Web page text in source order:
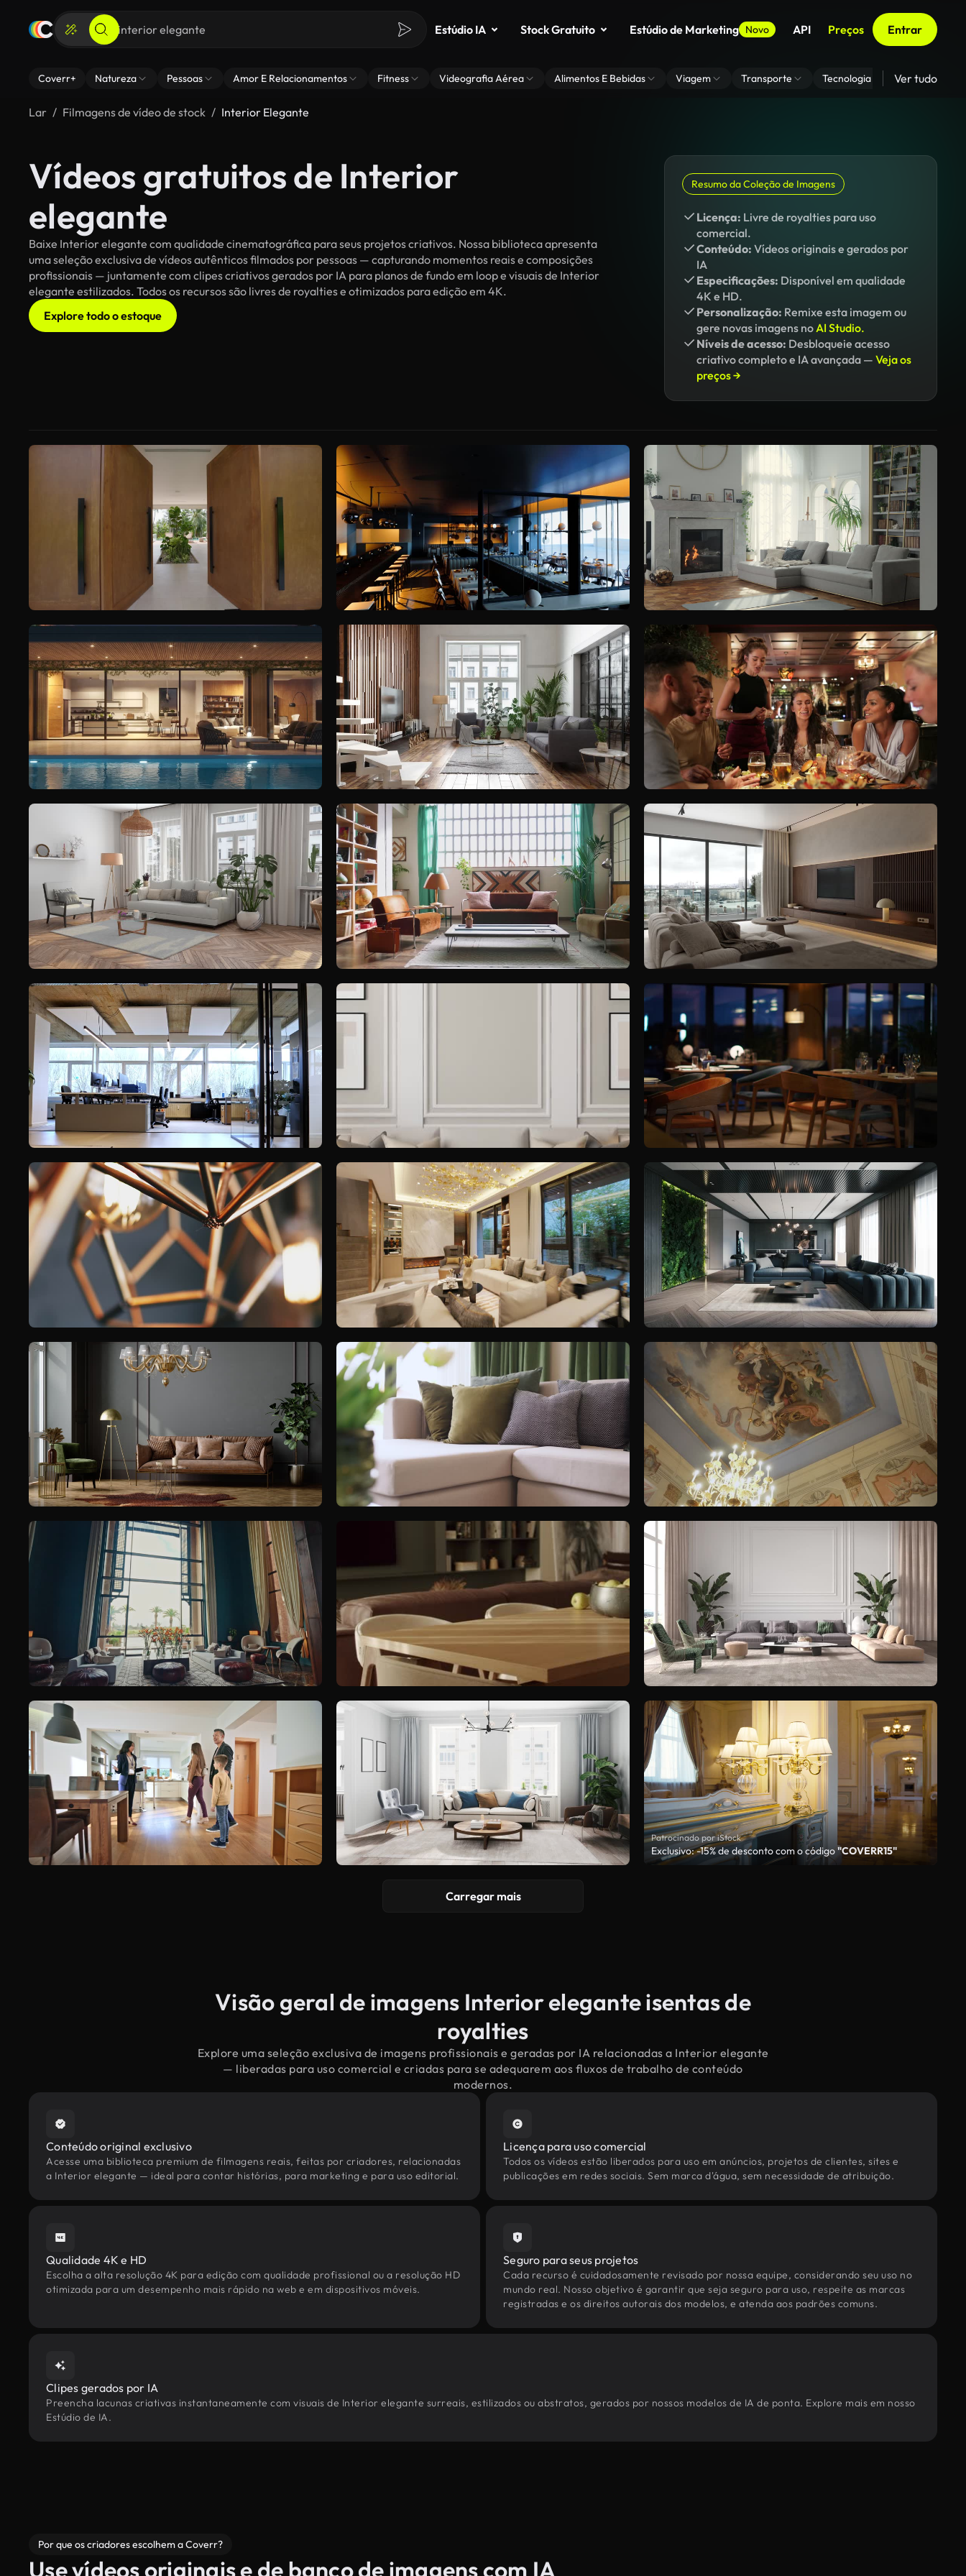
Estúdio IA Stock Gratuito Estúdio de Marketing Novo API Preços Entrar
Coverr+ Natureza Pessoas Amor E Relacionamentos Fitness Videografia Aérea Alimentos E Bebidas Viagem Transporte Tecnologia Zoom De
Ver tudo
Lar Filmagens de vídeo de stock Interior Elegante
Vídeos gratuitos de Interior
elegante
Baixe Interior elegante com qualidade cinematográfica para seus projetos criativos. Nossa biblioteca apresenta
uma seleção exclusiva de vídeos autênticos filmados por pessoas — capturando momentos reais e composições
profissionais — juntamente com clipes criativos gerados por IA para planos de fundo em loop e visuais de Interior
elegante estilizados. Todos os recursos são livres de royalties e otimizados para edição em 4K.
Explore todo o estoque
Resumo da Coleção de Imagens
Licença: Livre de royalties para uso
comercial.
Conteúdo: Vídeos originais e gerados por
IA
Especificações: Disponível em qualidade
4K e HD.
Personalização: Remixe esta imagem ou
gere novas imagens noAI Studio.
Níveis de acesso: Desbloqueie acesso
criativo completo e IA avançada — Veja os
preços →
Patrocinado por iStock
Exclusivo: -15% de desconto com o código"COVERR15"
Carregar mais
Visão geral de imagens Interior elegante isentas de
royalties
Explore uma seleção exclusiva de imagens profissionais e geradas por IA relacionadas a Interior elegante
— liberadas para uso comercial e criadas para se adequarem aos fluxos de trabalho de conteúdo
modernos.
Conteúdo original exclusivo
Acesse uma biblioteca premium de filmagens reais, feitas por criadores, relacionadas
a Interior elegante — ideal para contar histórias, para marketing e para uso editorial.
Licença para uso comercial
Todos os vídeos estão liberados para uso em anúncios, projetos de clientes, sites e
publicações em redes sociais. Sem marca d'água, sem necessidade de atribuição.
Qualidade 4K e HD
Escolha a alta resolução 4K para edição com qualidade profissional ou a resolução HD
otimizada para um desempenho mais rápido na web e em dispositivos móveis.
Seguro para seus projetos
Cada recurso é cuidadosamente revisado por nossa equipe, considerando seu uso no
mundo real. Nosso objetivo é garantir que seja seguro para uso, respeite as marcas
registradas e os direitos autorais dos modelos, e atenda aos padrões comuns.
Clipes gerados por IA
Preencha lacunas criativas instantaneamente com visuais de Interior elegante surreais, estilizados ou abstratos, gerados por nossos modelos de IA de ponta. Explore mais em nosso
Estúdio de IA.
Por que os criadores escolhem a Coverr?
Use vídeos originais e de banco de imagens com IA